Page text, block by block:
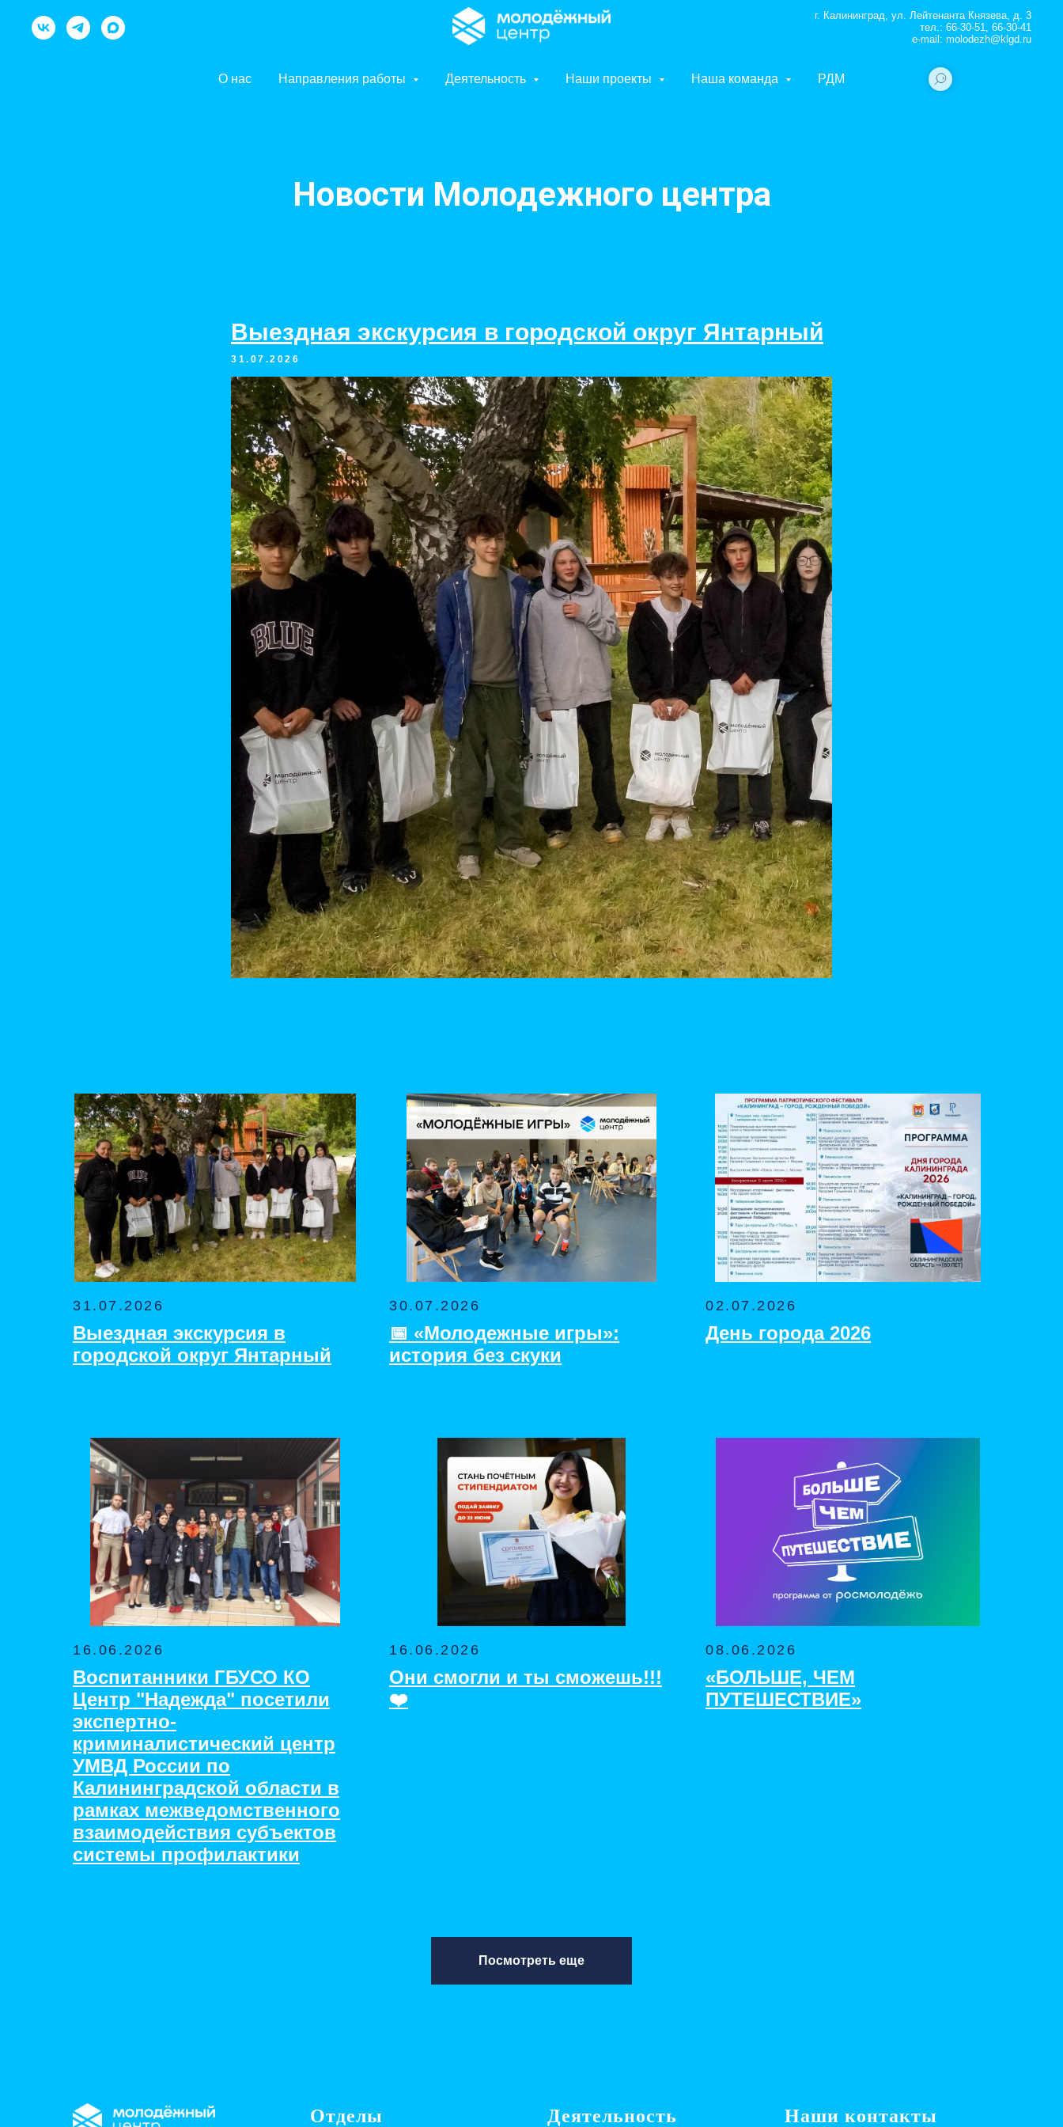
г. Калининград, ул. Лейтенанта Князева, д. 3
тел.: 66-30-51, 66-30-41
e-mail: molodezh@klgd.ru
О нас Направления работы Деятельность Наши проекты Наша команда РДМ
Новости Молодежного центра
Выездная экскурсия в городской округ Янтарный
31.07.2026
31.07.2026
Выездная экскурсия в
городской округ Янтарный
30.07.2026
📅 «Молодежные игры»:
история без скуки
02.07.2026
День города 2026
16.06.2026
Воспитанники ГБУСО КО
Центр "Надежда" посетили
экспертно-
криминалистический центр
УМВД России по
Калининградской области в
рамках межведомственного
взаимодействия субъектов
системы профилактики
16.06.2026
Они смогли и ты сможешь!!!
❤️
08.06.2026
«БОЛЬШЕ, ЧЕМ
ПУТЕШЕСТВИЕ»
Посмотреть еще
Отделы Деятельность Наши контакты